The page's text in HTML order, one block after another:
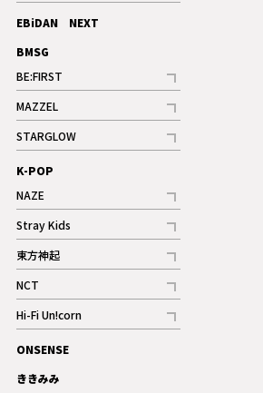
記事
EBiDAN NEXT
BMSG
BE:FIRST
記事
ギャラリー
MAZZEL
記事
ギャラリー
STARGLOW
記事
K-POP
NAZE
記事
Stray Kids
記事
東方神起
記事
NCT
記事
Hi-Fi Un!corn
記事
ギャラリー
ONSENSE
ききみみ